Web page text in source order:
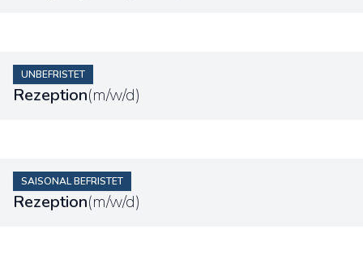
UNBEFRISTET
Rezeption(m/w/d)
SAISONAL BEFRISTET
Rezeption(m/w/d)